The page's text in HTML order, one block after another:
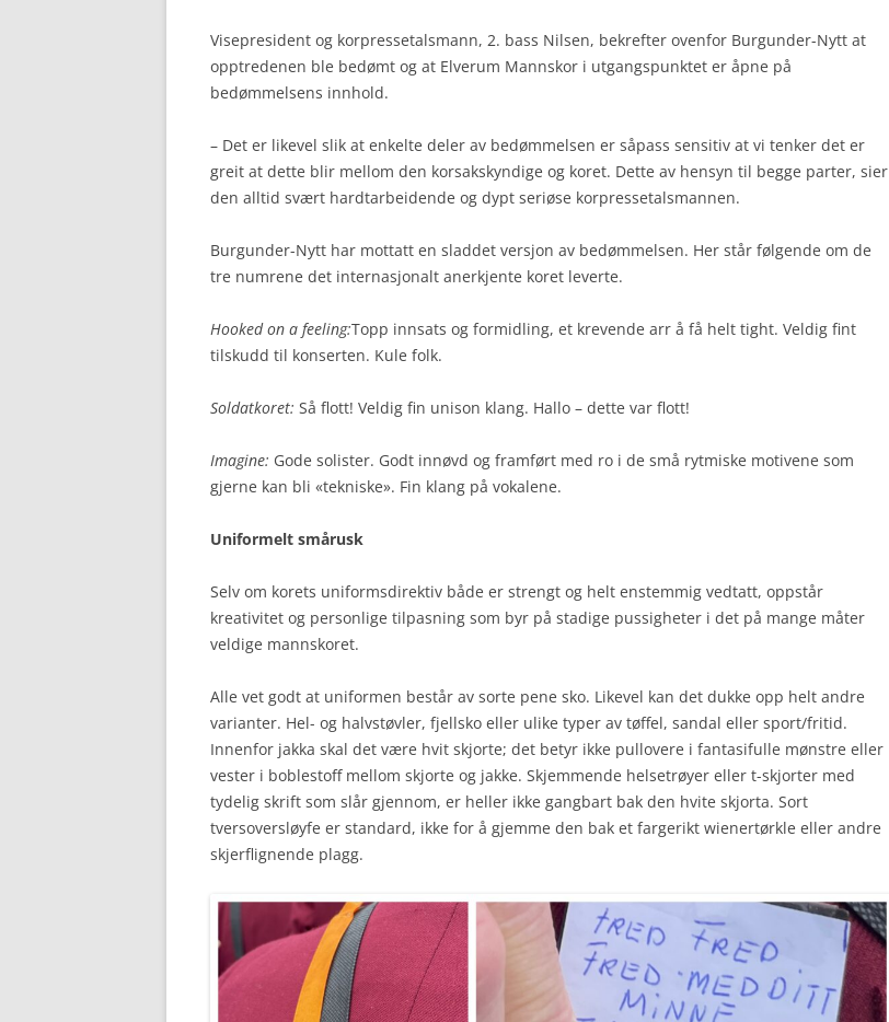
Visepresident og korpressetalsmann, 2. bass Nilsen, bekrefter ovenfor Burgunder-Nytt at
opptredenen ble bedømt og at Elverum Mannskor i utgangspunktet er åpne på
bedømmelsens innhold.
– Det er likevel slik at enkelte deler av bedømmelsen er såpass sensitiv at vi tenker det er
greit at dette blir mellom den korsakskyndige og koret. Dette av hensyn til begge parter, sier
den alltid svært hardtarbeidende og dypt seriøse korpressetalsmannen.
Burgunder-Nytt har mottatt en sladdet versjon av bedømmelsen. Her står følgende om de
tre numrene det internasjonalt anerkjente koret leverte.
Hooked on a feeling:Topp innsats og formidling, et krevende arr å få helt tight. Veldig fint
tilskudd til konserten. Kule folk.
Soldatkoret: Så flott! Veldig fin unison klang. Hallo – dette var flott!
Imagine: Gode solister. Godt innøvd og framført med ro i de små rytmiske motivene som
gjerne kan bli «tekniske». Fin klang på vokalene.
Uniformelt smårusk
Selv om korets uniformsdirektiv både er strengt og helt enstemmig vedtatt, oppstår
kreativitet og personlige tilpasning som byr på stadige pussigheter i det på mange måter
veldige mannskoret.
Alle vet godt at uniformen består av sorte pene sko. Likevel kan det dukke opp helt andre
varianter. Hel- og halvstøvler, fjellsko eller ulike typer av tøffel, sandal eller sport/fritid.
Innenfor jakka skal det være hvit skjorte; det betyr ikke pullovere i fantasifulle mønstre eller
vester i boblestoff mellom skjorte og jakke. Skjemmende helsetrøyer eller t-skjorter med
tydelig skrift som slår gjennom, er heller ikke gangbart bak den hvite skjorta. Sort
tversoversløyfe er standard, ikke for å gjemme den bak et fargerikt wienertørkle eller andre
skjerflignende plagg.